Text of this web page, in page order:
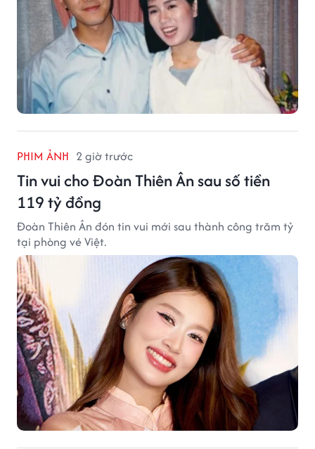
PHIM ẢNH 2 giờ trước
Tin vui cho Đoàn Thiên Ân sau số tiền
119 tỷ đồng
Đoàn Thiên Ân đón tin vui mới sau thành công trăm tỷ
tại phòng vé Việt.